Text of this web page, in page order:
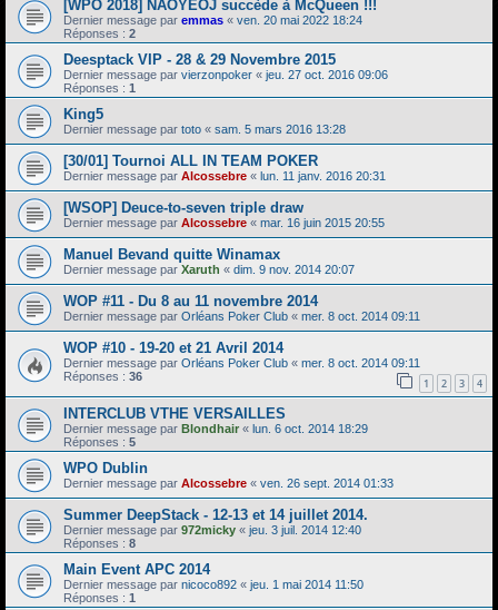
[WPO 2018] NAOYEOJ succède à McQueen !!!
Dernier message par emmas « ven. 20 mai 2022 18:24
Réponses : 2
Deesptack VIP - 28 & 29 Novembre 2015
Dernier message par vierzonpoker « jeu. 27 oct. 2016 09:06
Réponses : 1
King5
Dernier message par toto « sam. 5 mars 2016 13:28
[30/01] Tournoi ALL IN TEAM POKER
Dernier message par Alcossebre « lun. 11 janv. 2016 20:31
[WSOP] Deuce-to-seven triple draw
Dernier message par Alcossebre « mar. 16 juin 2015 20:55
Manuel Bevand quitte Winamax
Dernier message par Xaruth « dim. 9 nov. 2014 20:07
WOP #11 - Du 8 au 11 novembre 2014
Dernier message par Orléans Poker Club « mer. 8 oct. 2014 09:11
WOP #10 - 19-20 et 21 Avril 2014
Dernier message par Orléans Poker Club « mer. 8 oct. 2014 09:11
Réponses : 36 1 2 3 4
INTERCLUB VTHE VERSAILLES
Dernier message par Blondhair « lun. 6 oct. 2014 18:29
Réponses : 5
WPO Dublin
Dernier message par Alcossebre « ven. 26 sept. 2014 01:33
Summer DeepStack - 12-13 et 14 juillet 2014.
Dernier message par 972micky « jeu. 3 juil. 2014 12:40
Réponses : 8
Main Event APC 2014
Dernier message par nicoco892 « jeu. 1 mai 2014 11:50
Réponses : 1